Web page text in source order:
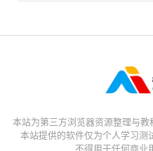
本站为第三方浏览器资源整理与教
本站提供的软件仅为个人学习测
不得用于任何商业